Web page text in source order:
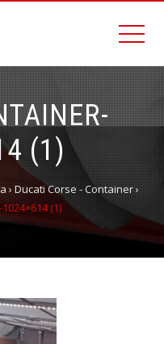
(1)
› Ducati Corse - Container›
1024×614 (1)